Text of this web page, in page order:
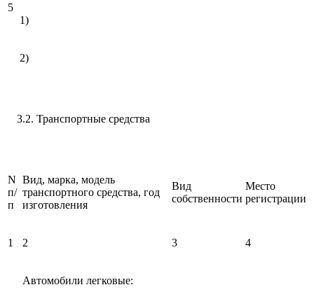
5
1)
2)
3.2. Транспортные средства
N
п/
п
Вид, марка, модель
транспортного средства, год
изготовления
Вид
собственности
Место
регистрации
1 2 3 4
Автомобили легковые: